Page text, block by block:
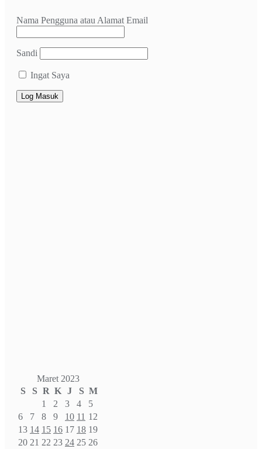
Nama Pengguna atau Alamat Email
Sandi
Ingat Saya
Maret 2023
S
S R K J S M
1
2 3 4
5
6
7 8 9 10 11 12
13 14 15 16 17 18 19
20 21 22 23 24 25 26